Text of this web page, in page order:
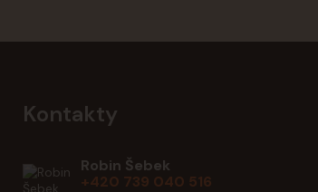
Kontakty
Robin Šebek
+420 739 040 516